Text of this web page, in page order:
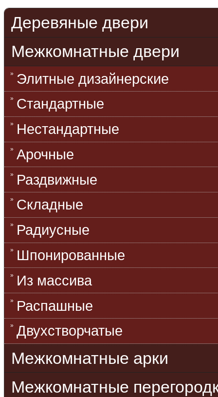
Деревяные двери
Межкомнатные двери
Элитные дизайнерские
Стандартные
Нестандартные
Арочные
Раздвижные
Складные
Радиусные
Шпонированные
Из массива
Распашные
Двухстворчатые
Межкомнатные арки
Межкомнатные